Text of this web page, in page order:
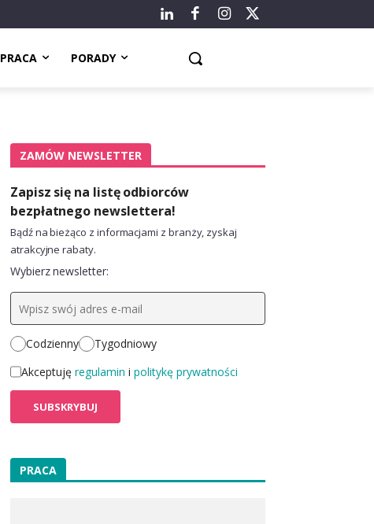
PRACA PORADY
ZAMÓW NEWSLETTER
Zapisz się na listę odbiorców
bezpłatnego newslettera!
Bądź na bieżąco z informacjami z branży, zyskaj
atrakcyjne rabaty.
Wybierz newsletter:
Codzienny
Tygodniowy
Akceptuję regulamin i politykę prywatności
PRACA